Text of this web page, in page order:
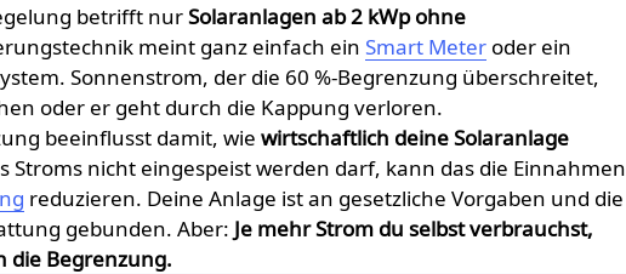
betrifft nurSolaranlagen ab 2 kWp ohne
meint ganz einfach ein Smart Meter oder ein
Sonnenstrom, der die 60 %-Begrenzung überschreitet,
oder er geht durch die Kappung verloren.
beeinflusst damit, wie wirtschaftlich deine Solaranlage
Stroms nicht eingespeist werden darf, kann das die Einnahmen
reduzieren. Deine Anlage ist an gesetzliche Vorgaben und die
gebunden. Aber: Je mehr Strom du selbst verbrauchst,
die Begrenzung.